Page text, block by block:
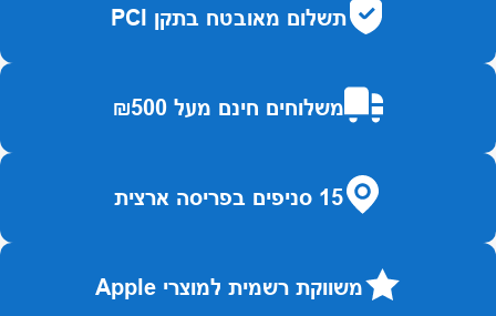
תשלום מאובטח בתקן PCI
משלוחים חינם מעל ₪500
15 סניפים בפריסה ארצית
משווקת רשמית למוצרי Apple